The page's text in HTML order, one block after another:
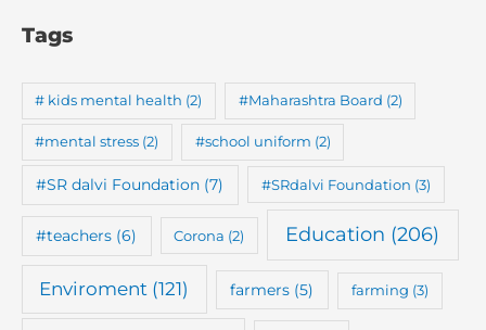
Tags
# kids mental health (2) #Maharashtra Board (2)
#mental stress (2) #school uniform (2)
#SR dalvi Foundation (7) #SRdalvi Foundation (3)
#teachers (6) Corona (2) Education (206)
Enviroment (121) farmers (5) farming (3)